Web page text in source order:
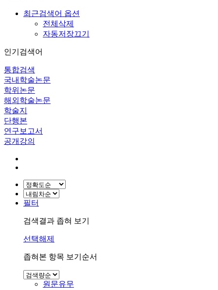
최근검색어 옵션
전체삭제
자동저장끄기
인기검색어
통합검색
국내학술논문
학위논문
해외학술논문
학술지
단행본
연구보고서
공개강의
필터
검색결과 좁혀 보기
선택해제
좁혀본 항목 보기순서
원문유무